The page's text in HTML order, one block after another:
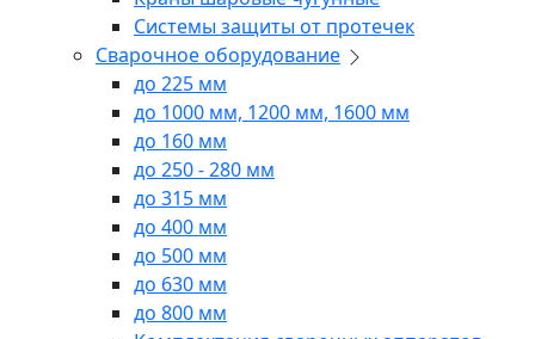
Системы защиты от протечек
Сварочное оборудование
до 225 мм
до 1000 мм, 1200 мм, 1600 мм
до 160 мм
до 250 - 280 мм
до 315 мм
до 400 мм
до 500 мм
до 630 мм
до 800 мм